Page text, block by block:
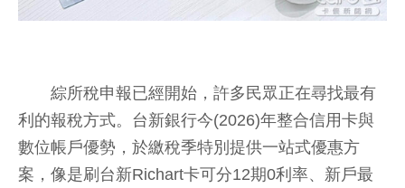
綜所稅申報已經開始，許多民眾正在尋找最有
利的報稅方式。台新銀行今(2026)年整合信用卡與
數位帳戶優勢，於繳稅季特別提供一站式優惠方
案，像是刷台新Richart卡可分12期0利率、新戶最